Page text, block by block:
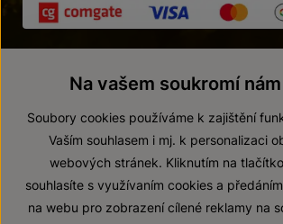
© 2026 ZNOVÍN ZNOJMO, a. s.
Na vašem soukromí
Soubory cookies používáme k zajištění
Vaším souhlasem i mj. k personalizaci
webových stránek. Kliknutím na tlačítko
souhlasíte s využívaním cookies a
na webu pro zobrazení cílené reklamy na